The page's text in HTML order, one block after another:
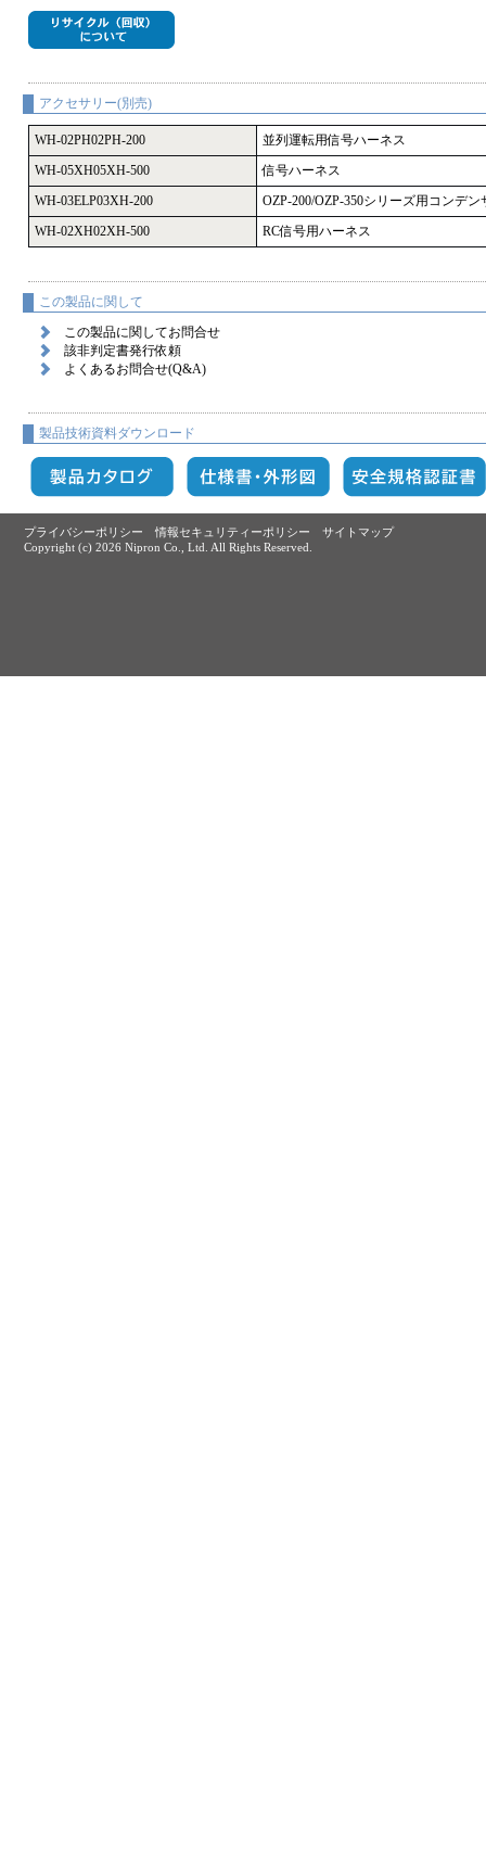
アクセサリー(別売)
WH-02PH02PH-200
並列運転用信号ハーネス
WH-05XH05XH-500
信号ハーネス
WH-03ELP03XH-200
OZP-200/OZP-350シリーズ用コンデ
WH-02XH02XH-500
RC信号用ハーネス
この製品に関して
この製品に関してお問合せ
該非判定書発行依頼
よくあるお問合せ(Q&A)
製品技術資料ダウンロード
プライバシーポリシー 情報セキュリティーポリシー
サイトマップ
Copyright (c) 2026 Nipron Co., Ltd. All Rights Reserved.